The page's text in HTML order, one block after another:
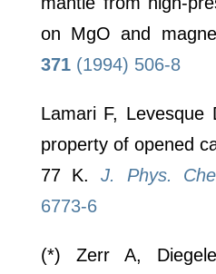
on MgO and
371(1994) 506-8
Lamari F, Levesque
property of opened
77 K.J. Phys.
6773-6
(*) Zerr A,